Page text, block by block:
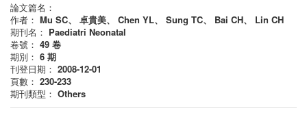
論文篇名：
作者： Mu SC、 卓貴美、 Chen YL、 Sung TC、 Bai CH、 Lin CH
期刊名： Paediatri Neonatal
卷號： 49 卷
期別： 6 期
刊登日期： 2008-12-01
頁數： 230-233
期刊類型： Others